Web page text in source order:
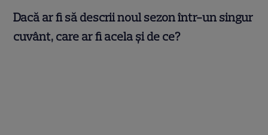
Dacă ar fi să descrii noul sezon într-un singur
cuvânt, care ar fi acela și de ce?